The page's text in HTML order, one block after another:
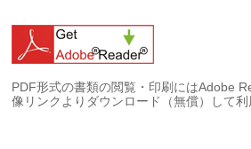
PDF形式の書類の閲覧・印刷にはAdobe
像リンクよりダウンロード（無償）して利